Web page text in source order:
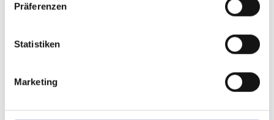
Präferenzen
Statistiken
Marketing
One“
reduzieren. Neben Elektromobilität spielen